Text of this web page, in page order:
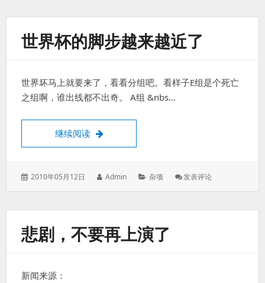
比
航
班
黎
难
世界杯的脚步越来越近了
世界坏马上就要来了，看看分组吧。看样子E组是个死亡
之组啊，谁出线都不出奇。 A组 &nbs…
继续阅读 世界杯的脚步越来越近了
发
2010年05月12日
作
Admin
分
杂项 发表评论: 世
的
悲剧，不要再上演了
新闻来源：